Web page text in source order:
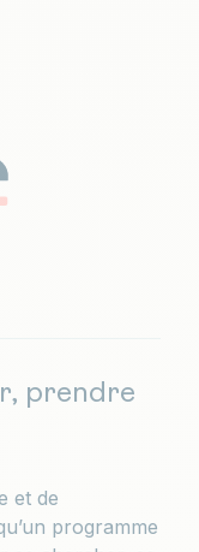
prendre
et de
programme